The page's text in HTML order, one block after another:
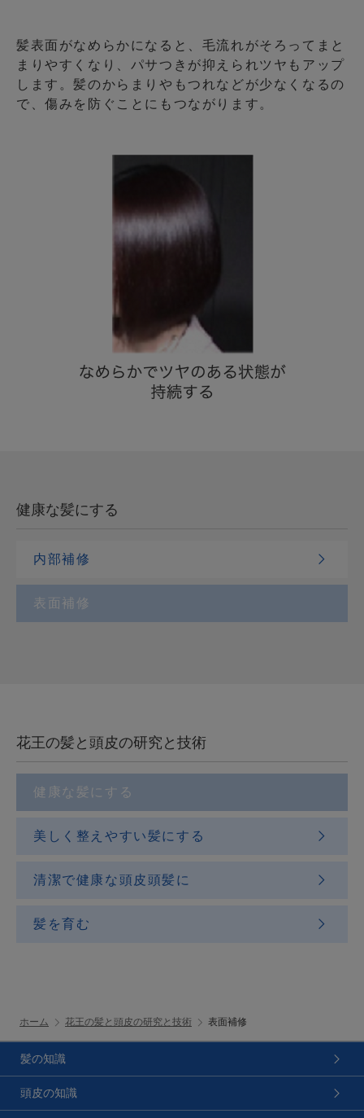
髪表面がなめらかになると、毛流れがそろってまと
まりやすくなり、パサつきが抑えられツヤもアップ
します。髪のからまりやもつれなどが少なくなるの
で、傷みを防ぐことにもつながります。
健康な髪にする
内部補修
表面補修
花王の髪と頭皮の研究と技術
健康な髪にする
美しく整えやすい髪にする
清潔で健康な頭皮頭髪に
髪を育む
ホーム 花王の髪と頭皮の研究と技術 表面補修
髪の知識
頭皮の知識